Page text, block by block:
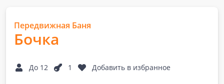
Передвижная Баня
Бочка
До 12 1 Добавить в избранное